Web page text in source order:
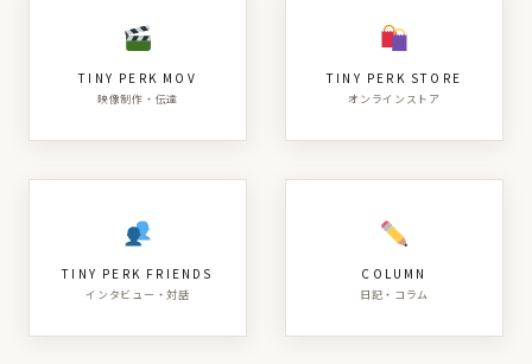
TINY PERK MOV
映像制作・伝達
TINY PERK STORE
オンラインストア
TINY PERK FRIENDS
インタビュー・対話
COLUMN
日記・コラム